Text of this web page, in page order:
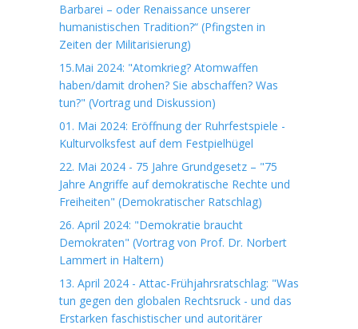
Barbarei – oder Renaissance unserer
humanistischen Tradition?“ (Pfingsten in
Zeiten der Militarisierung)
15.Mai 2024: "Atomkrieg? Atomwaffen
haben/damit drohen? Sie abschaffen? Was
tun?" (Vortrag und Diskussion)
01. Mai 2024: Eröffnung der Ruhrfestspiele -
Kulturvolksfest auf dem Festpielhügel
22. Mai 2024 - 75 Jahre Grundgesetz – "75
Jahre Angriffe auf demokratische Rechte und
Freiheiten" (Demokratischer Ratschlag)
26. April 2024: "Demokratie braucht
Demokraten" (Vortrag von Prof. Dr. Norbert
Lammert in Haltern)
13. April 2024 - Attac-Frühjahrsratschlag: "Was
tun gegen den globalen Rechtsruck - und das
Erstarken faschistischer und autoritärer